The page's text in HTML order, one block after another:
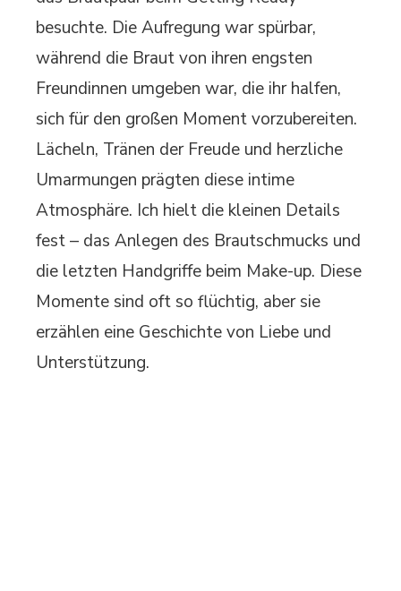
besuchte. Die Aufregung war spürbar,
während die Braut von ihren engsten
Freundinnen umgeben war, die ihr halfen,
sich für den großen Moment vorzubereiten.
Lächeln, Tränen der Freude und herzliche
Umarmungen prägten diese intime
Atmosphäre. Ich hielt die kleinen Details
fest – das Anlegen des Brautschmucks und
die letzten Handgriffe beim Make-up. Diese
Momente sind oft so flüchtig, aber sie
erzählen eine Geschichte von Liebe und
Unterstützung.